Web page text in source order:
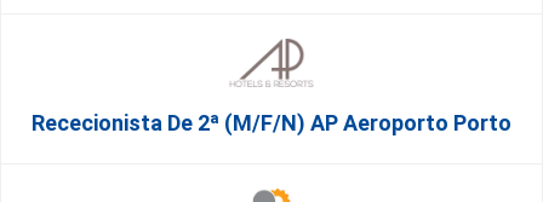
Rececionista De 2ª (M/F/N) AP Aeroporto Porto